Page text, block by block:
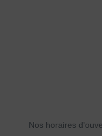
Nos horaires